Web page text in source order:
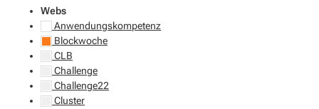
Webs
Anwendungskompetenz
Blockwoche
CLB
Challenge
Challenge22
Cluster